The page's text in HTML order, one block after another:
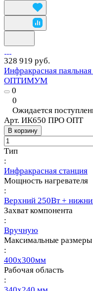
328 919 руб.
Инфракрасная
ОПТИМУМ
0
0
Ожидается
Арт. ИК650 ПРО ОПТ
В корзину
Тип
:
Инфракрасная станция
Мощность нагревателя
:
Верхний 250Вт +
Захват компонента
:
Вручную
Максимальные размеры
:
400х300мм
Рабочая область
: